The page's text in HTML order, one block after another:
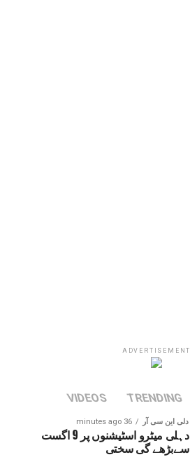
ADVERTISEMENT
TRENDING
VIDEOS
دلی این سی آر 36 minutes ago
دہلی میٹرو اسٹیشنوں پر 9 اگست
سےبڑھے گی سختی